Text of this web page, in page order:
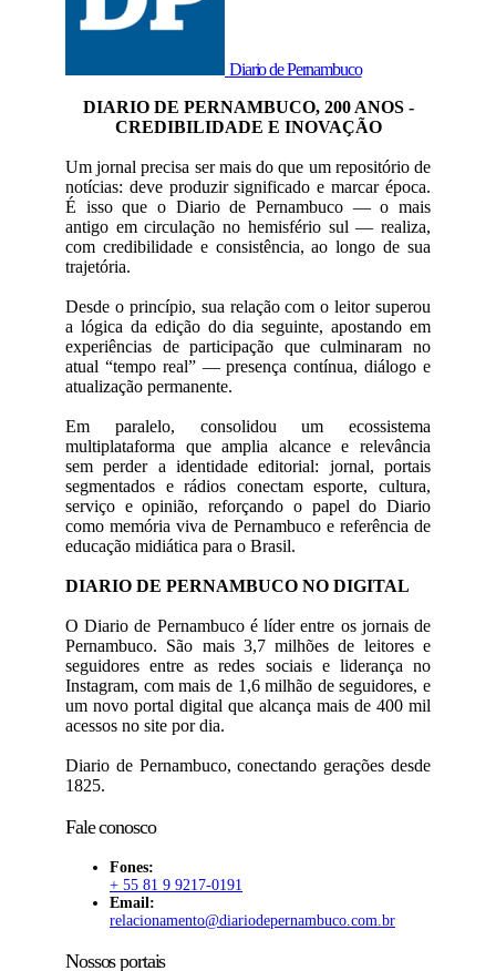
Diario de Pernambuco
DIARIO DE PERNAMBUCO, 200 ANOS -
CREDIBILIDADE E INOVAÇÃO
Um jornal precisa ser mais do que um repositório de
notícias: deve produzir significado e marcar época.
É isso que o Diario de Pernambuco — o mais
antigo em circulação no hemisfério sul — realiza,
com credibilidade e consistência, ao longo de sua
trajetória.
Desde o princípio, sua relação com o leitor superou
a lógica da edição do dia seguinte, apostando em
experiências de participação que culminaram no
atual “tempo real” — presença contínua, diálogo e
atualização permanente.
Em paralelo, consolidou um ecossistema
multiplataforma que amplia alcance e relevância
sem perder a identidade editorial: jornal, portais
segmentados e rádios conectam esporte, cultura,
serviço e opinião, reforçando o papel do Diario
como memória viva de Pernambuco e referência de
educação midiática para o Brasil.
DIARIO DE PERNAMBUCO NO DIGITAL
O Diario de Pernambuco é líder entre os jornais de
Pernambuco. São mais 3,7 milhões de leitores e
seguidores entre as redes sociais e liderança no
Instagram, com mais de 1,6 milhão de seguidores, e
um novo portal digital que alcança mais de 400 mil
acessos no site por dia.
Diario de Pernambuco, conectando gerações desde
1825.
Fale conosco
Fones:
+ 55 81 9 9217-0191
Email:
relacionamento@diariodepernambuco.com.br
Nossos portais